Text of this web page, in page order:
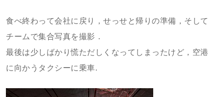
食べ終わって会社に戻り，せっせと帰りの準備，そして
チームで集合写真を撮影．
最後は少しばかり慌ただしくなってしまったけど，空港
に向かうタクシーに乗車.